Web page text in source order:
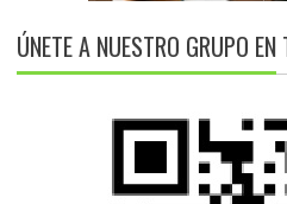
ÚNETE A NUESTRO GRUPO EN